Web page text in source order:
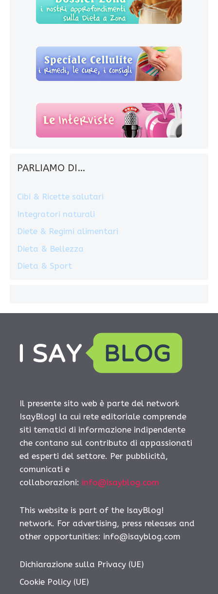
PARLIAMO DI…
Cibi & Ricette salutari
Integratori naturali
Diete & Regimi alimentari
Dieta & Bellezza
Dieta & Sport
Il presente sito web è parte del network
IsayBlog! la cui rete editoriale comprende
siti tematici di informazione indipendente
che contano sul contributo di appassionati
ed esperti del settore. Per pubblicità,
comunicati e
collaborazioni: info@isayblog.com
This website is part of the IsayBlog!
network. For advertising, press releases and
other opportunities: info@isayblog.com
Dichiarazione sulla Privacy (UE)
Cookie Policy (UE)